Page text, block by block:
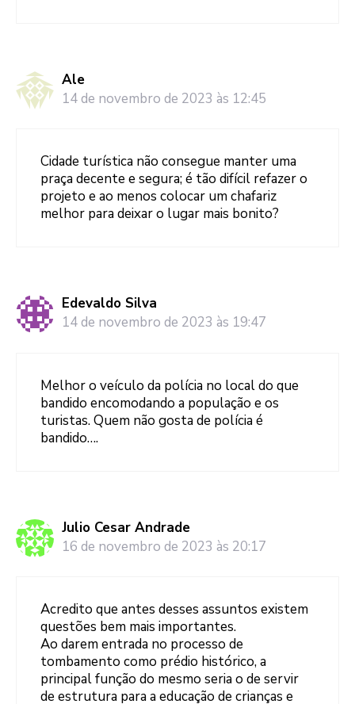
Ale
14 de novembro de 2023 às 12:45
Cidade turística não consegue manter uma
praça decente e segura; é tão difícil refazer o
projeto e ao menos colocar um chafariz
melhor para deixar o lugar mais bonito?
Edevaldo Silva
14 de novembro de 2023 às 19:47
Melhor o veículo da polícia no local do que
bandido encomodando a população e os
turistas. Quem não gosta de polícia é
bandido….
Julio Cesar Andrade
16 de novembro de 2023 às 20:17
Acredito que antes desses assuntos existem
questões bem mais importantes.
Ao darem entrada no processo de
tombamento como prédio histórico, a
principal função do mesmo seria o de servir
de estrutura para a educação de crianças e